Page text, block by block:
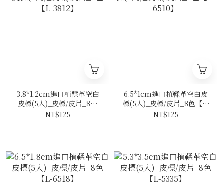
3.8*1.2cm進口植鞣革空白
皮標(5入)_皮標/皮片_8色
【L-3812】
NT$125
6.5*1cm進口植鞣革空白皮
標(5入)_皮標/皮片_8色【L-
6510】
NT$125